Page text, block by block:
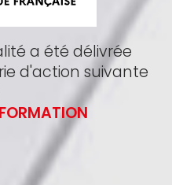
a été délivrée
d'action suivante